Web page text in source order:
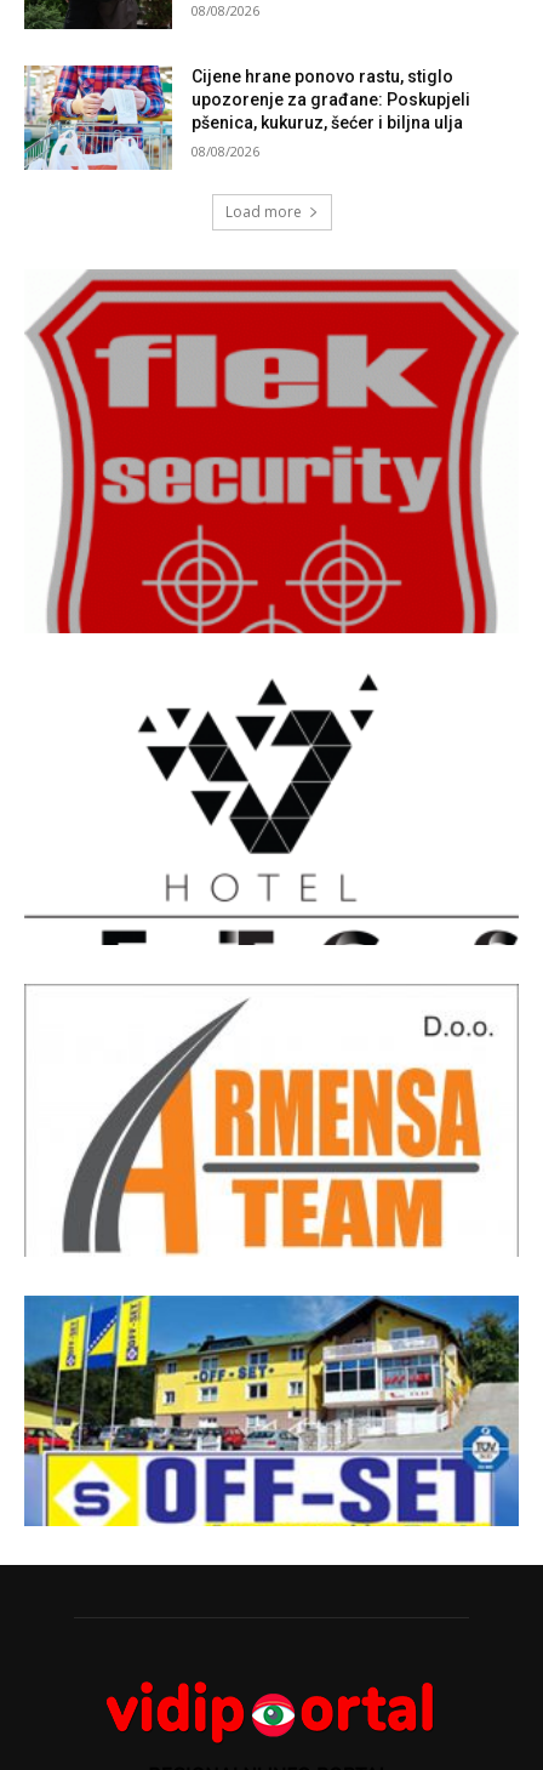
08/08/2026
Cijene hrane ponovo rastu, stiglo
upozorenje za građane: Poskupjeli
pšenica, kukuruz, šećer i biljna ulja
08/08/2026
Load more